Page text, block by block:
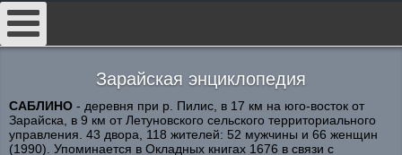
Зарайская энциклопедия
САБЛИНО - деревня при р. Пилис, в 17 км на юго-восток от
Зарайска, в 9 км от Летуновского сельского территориального
управления. 43 двора, 118 жителей: 52 мужчины и 66 женщин
(1990). Упоминается в Окладных книгах 1676 в связи с